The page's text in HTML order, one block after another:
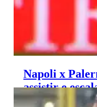
Napoli x
assistir e
(26/09)